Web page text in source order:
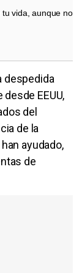
vida, aunque no
despedida
EEUU,
del
de la
ayudado,
de